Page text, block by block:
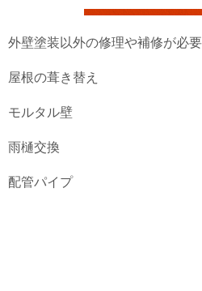
外壁塗装以外の修理や補修が必
屋根の葺き替え
モルタル壁
雨樋交換
配管パイプ